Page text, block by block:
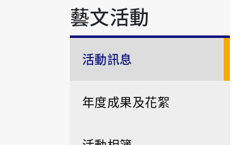
藝文活動
活動訊息
年度成果及花絮